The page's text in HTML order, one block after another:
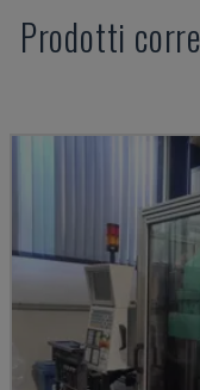
Prodotti